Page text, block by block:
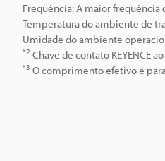
Frequência: A maior
Temperatura do ambiente de
Umidade do ambiente
*2 Chave de contato KEYENCE
*3 O comprimento efetivo é